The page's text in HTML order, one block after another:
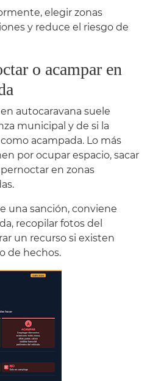
elegir zonas
y reduce el riesgo de
o acampar en
autocaravana suele
municipal y de si la
acampada. Lo más
por ocupar espacio, sacar
en zonas
una sanción, conviene
recopilar fotos del
un recurso si existen
de hechos.